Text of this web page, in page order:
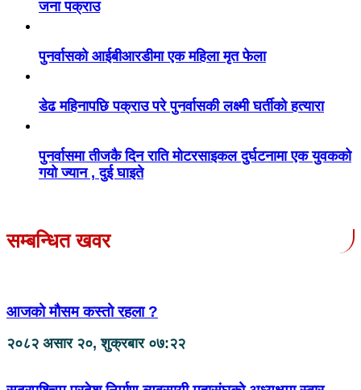
जना पक्राउ
पुनर्वासको आईबीआरडीमा एक महिला मृत फेला
डेढ महिनापछि पक्राउ परे पुनर्वासकी लक्ष्मी घर्तीको हत्यारा
पुनर्वासमा तीजकै दिन राति मोटरसाइकल दुर्घटनामा एक युवकको
गयो ज्यान , दुई घाइते
सम्बन्धित खवर
आजको मौसम कस्तो रहला ?
२०८२ असार २०, शुक्रबार ०७:२२